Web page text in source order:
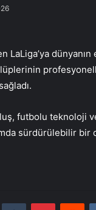
LaLiga’ya
futbolu teknoloji
sürdürülebilir
Tumblr Pinterest